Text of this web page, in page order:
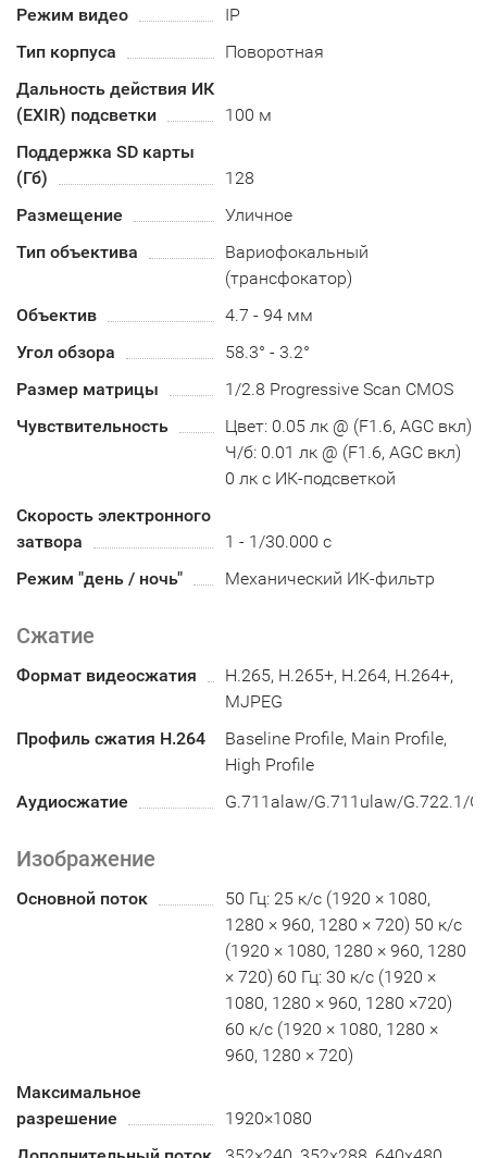
Режим видео
IP
Тип корпуса
Поворотная
Дальность действия ИК
(EXIR) подсветки
100 м
Поддержка SD карты
(Гб)
128
Размещение
Уличное
Тип объектива
Вариофокальный
(трансфокатор)
Объектив
4.7 - 94 мм
Угол обзора
58.3° - 3.2°
Размер матрицы
1/2.8 Progressive Scan CMOS
Чувствительность
Цвет: 0.05 лк @ (F1.6, AGC вкл)
Ч/б: 0.01 лк @ (F1.6, AGC вкл)
0 лк с ИК-подсветкой
Скорость электронного
затвора
1 - 1/30.000 с
Режим "день / ночь"
Механический ИК-фильтр
Сжатие
Формат видеосжатия
H.265, H.265+, H.264, H.264+,
MJPEG
Профиль сжатия H.264
Baseline Profile, Main Profile,
High Profile
Аудиосжатие
G.711alaw/G.711ulaw/G.722.1/
Изображение
Основной поток
50 Гц: 25 к/с (1920 × 1080,
1280 × 960, 1280 × 720) 50 к/с
(1920 × 1080, 1280 × 960, 1280
× 720) 60 Гц: 30 к/с (1920 ×
1080, 1280 × 960, 1280 ×720)
60 к/с (1920 × 1080, 1280 ×
960, 1280 × 720)
Максимальное
разрешение
1920×1080